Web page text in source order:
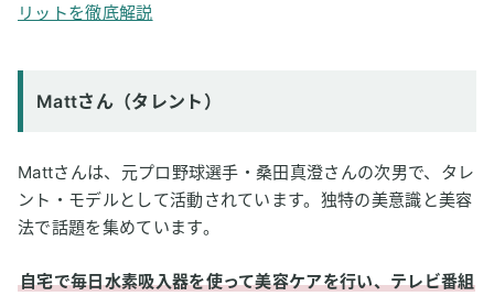
リットを徹底解説
Mattさん（タレント）
Mattさんは、元プロ野球選手・桑田真澄さんの次男で、タレ
ント・モデルとして活動されています。独特の美意識と美容
法で話題を集めています。
自宅で毎日水素吸入器を使って美容ケアを行い、テレビ番組